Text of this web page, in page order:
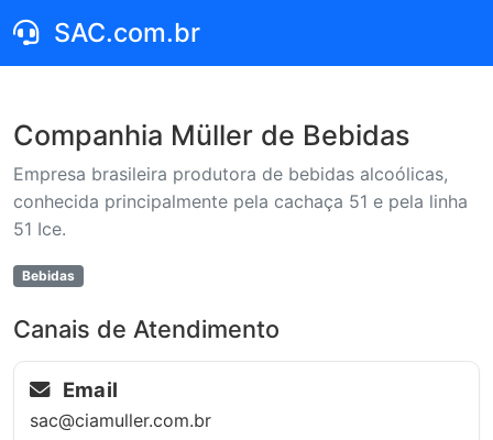
SAC.com.br
Companhia Müller de Bebidas
Empresa brasileira produtora de bebidas alcoólicas,
conhecida principalmente pela cachaça 51 e pela linha
51 Ice.
Bebidas
Canais de Atendimento
Email
sac@ciamuller.com.br